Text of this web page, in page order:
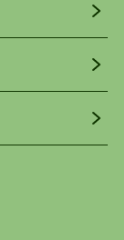
戸市西区
て物件を
ッフの平
誇ってお
る、従来
お部屋を
件情報に
ポートさ